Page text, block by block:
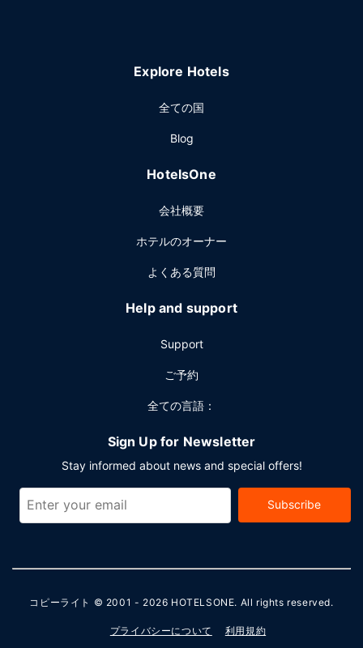
Explore Hotels
全ての国
Blog
HotelsOne
会社概要
ホテルのオーナー
よくある質問
Help and support
Support
ご予約
全ての言語：
Sign Up for Newsletter
Stay informed about news and special offers!
Subscribe
コピーライト © 2001 - 2026 HOTELSONE. All rights reserved.
プライバシーについて 利用規約